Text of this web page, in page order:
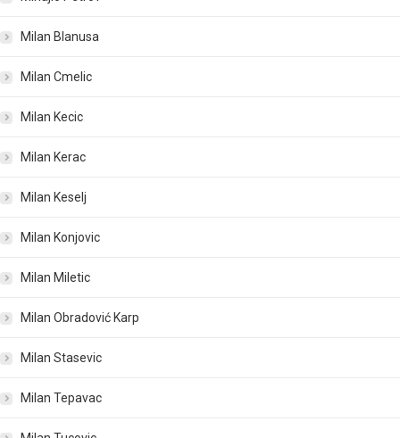
Milan Blanusa
Milan Cmelic
Milan Kecic
Milan Kerac
Milan Keselj
Milan Konjovic
Milan Miletic
Milan Obradović Karp
Milan Stasevic
Milan Tepavac